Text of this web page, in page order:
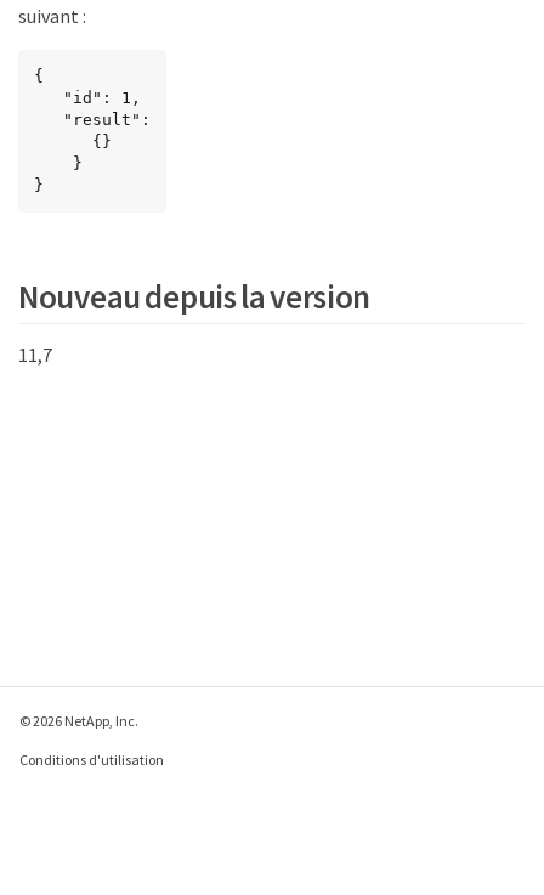
suivant :
{
}
Nouveau depuis la version
11,7
© 2026 NetApp, Inc.
Conditions d'utilisation